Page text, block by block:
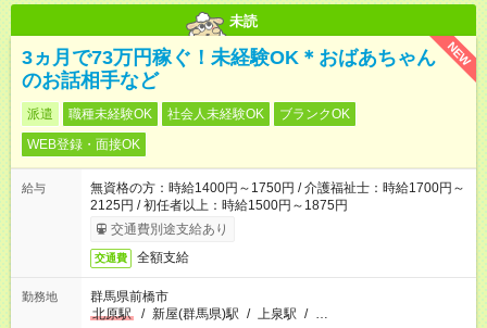
未読
NEW
3ヵ月で73万円稼ぐ！未経験OK＊おばあちゃん
のお話相手など
派遣 職種未経験OK 社会人未経験OK
ブランクOK
WEB登録・面接OK
給与
無資格の方：時給1400円～1750円 / 介護福祉士：時給1700円～
2125円 / 初任者以上：時給1500円～1875円
交通費別途支給あり
交通費 全額支給
勤務地
群馬県前橋市
北原駅
/ 新屋(群馬県)駅 / 上泉駅 / …